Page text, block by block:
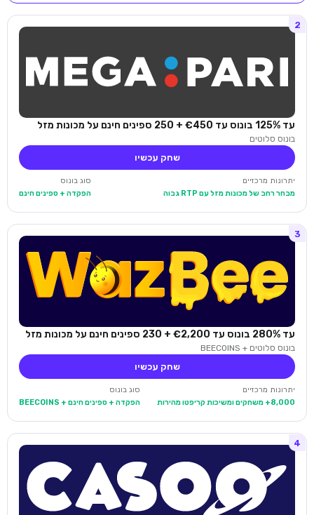
2
עד 125% בונוס עד €450 + 250 ספינים חינם על מכונות מזל
בונוס סלוטים
שחק עכשיו
יתרונות מרכזיים
מבחר רחב של מכונות מזל עם RTP גבוה
סוג בונוס
הפקדה + ספינים חינם
3
עד 280% בונוס עד €2,200 + 230 ספינים חינם על מכונות מזל
בונוס סלוטים + BEECOINS
שחק עכשיו
יתרונות מרכזיים
8,000+ משחקים ומשיכות קריפטו מהירות
סוג בונוס
הפקדה + ספינים חינם + BEECOINS
4